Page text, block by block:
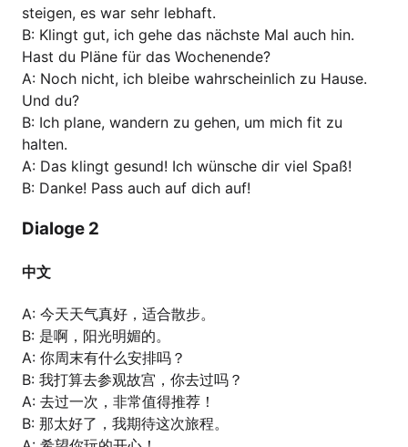
steigen, es war sehr lebhaft.
B: Klingt gut, ich gehe das nächste Mal auch hin.
Hast du Pläne für das Wochenende?
A: Noch nicht, ich bleibe wahrscheinlich zu Hause.
Und du?
B: Ich plane, wandern zu gehen, um mich fit zu
halten.
A: Das klingt gesund! Ich wünsche dir viel Spaß!
B: Danke! Pass auch auf dich auf!
Dialoge 2
中文
A: 今天天气真好，适合散步。
B: 是啊，阳光明媚的。
A: 你周末有什么安排吗？
B: 我打算去参观故宫，你去过吗？
A: 去过一次，非常值得推荐！
B: 那太好了，我期待这次旅程。